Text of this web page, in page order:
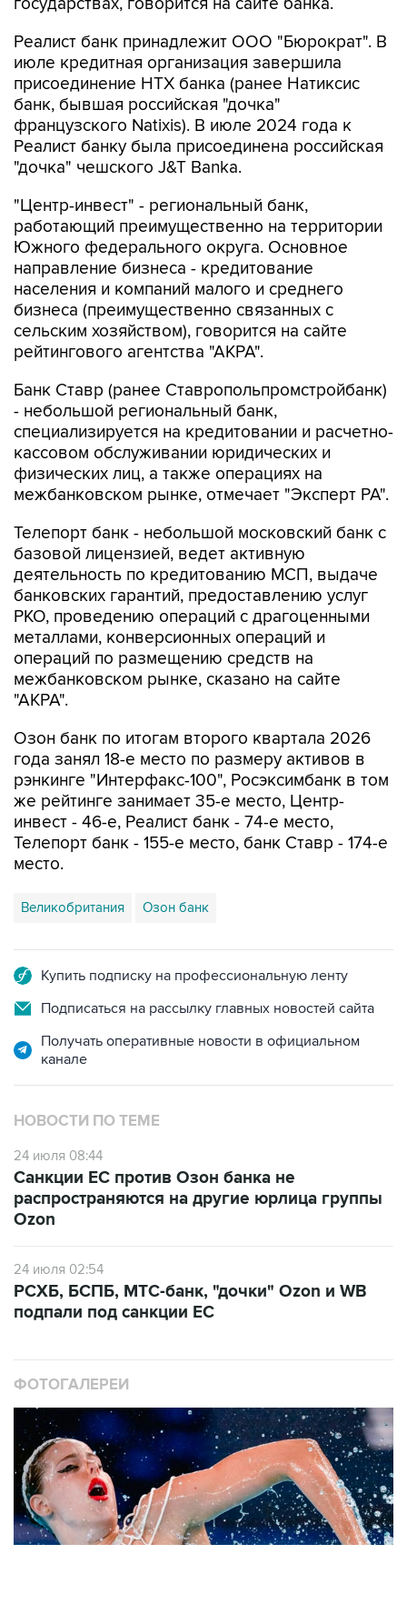
Реалист банк принадлежит ООО "Бюрократ". В
июле кредитная организация завершила
присоединение НТХ банка (ранее Натиксис
банк, бывшая российская "дочка"
французского Natixis). В июле 2024 года к
Реалист банку была присоединена российская
"дочка" чешского J&T Banka.
"Центр-инвест" - региональный банк,
работающий преимущественно на территории
Южного федерального округа. Основное
направление бизнеса - кредитование
населения и компаний малого и среднего
бизнеса (преимущественно связанных с
сельским хозяйством), говорится на сайте
рейтингового агентства "АКРА".
Банк Ставр (ранее Ставропольпромстройбанк)
- небольшой региональный банк,
специализируется на кредитовании и расчетно-
кассовом обслуживании юридических и
физических лиц, а также операциях на
межбанковском рынке, отмечает "Эксперт РА".
Телепорт банк - небольшой московский банк с
базовой лицензией, ведет активную
деятельность по кредитованию МСП, выдаче
банковских гарантий, предоставлению услуг
РКО, проведению операций с драгоценными
металлами, конверсионных операций и
операций по размещению средств на
межбанковском рынке, сказано на сайте
"АКРА".
Озон банк по итогам второго квартала 2026
года занял 18-е место по размеру активов в
рэнкинге "Интерфакс-100", Росэксимбанк в том
же рейтинге занимает 35-е место, Центр-
инвест - 46-е, Реалист банк - 74-е место,
Телепорт банк - 155-е место, банк Ставр - 174-е
место.
Великобритания Озон банк
Купить подписку на профессиональную ленту
Подписаться на рассылку главных новостей сайта
Получать оперативные новости в официальном
канале
НОВОСТИ ПО ТЕМЕ
24 июля 08:44
Санкции ЕС против Озон банка не
распространяются на другие юрлица группы
Ozon
24 июля 02:54
РСХБ, БСПБ, МТС-банк, "дочки" Ozon и WB
подпали под санкции ЕС
ФОТОГАЛЕРЕИ